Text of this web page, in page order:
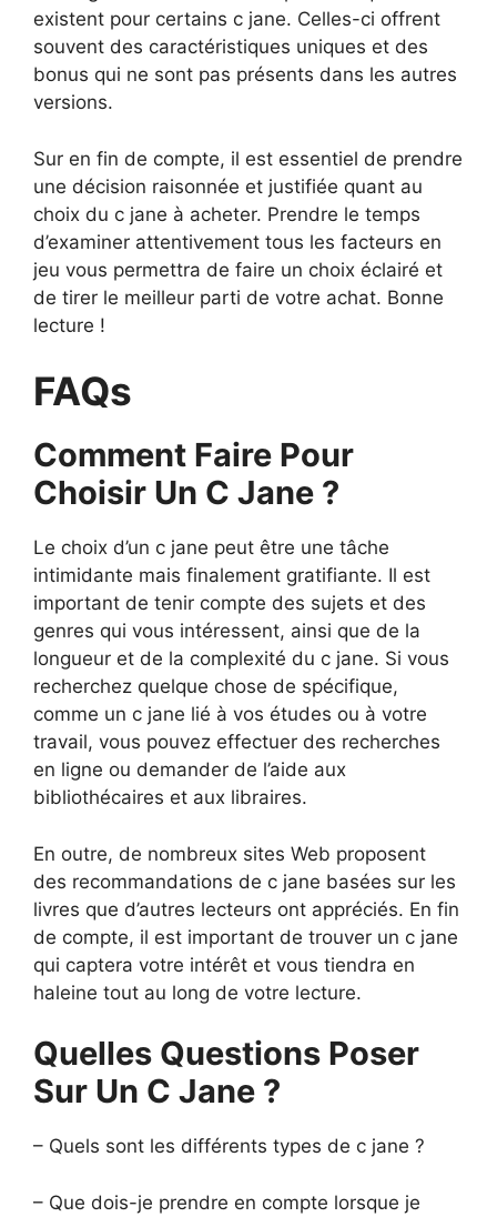
existent pour certains c jane. Celles-ci offrent
souvent des caractéristiques uniques et des
bonus qui ne sont pas présents dans les autres
versions.
Sur en fin de compte, il est essentiel de prendre
une décision raisonnée et justifiée quant au
choix du c jane à acheter. Prendre le temps
d’examiner attentivement tous les facteurs en
jeu vous permettra de faire un choix éclairé et
de tirer le meilleur parti de votre achat. Bonne
lecture !
FAQs
Comment Faire Pour
Choisir Un C Jane ?
Le choix d’un c jane peut être une tâche
intimidante mais finalement gratifiante. Il est
important de tenir compte des sujets et des
genres qui vous intéressent, ainsi que de la
longueur et de la complexité du c jane. Si vous
recherchez quelque chose de spécifique,
comme un c jane lié à vos études ou à votre
travail, vous pouvez effectuer des recherches
en ligne ou demander de l’aide aux
bibliothécaires et aux libraires.
En outre, de nombreux sites Web proposent
des recommandations de c jane basées sur les
livres que d’autres lecteurs ont appréciés. En fin
de compte, il est important de trouver un c jane
qui captera votre intérêt et vous tiendra en
haleine tout au long de votre lecture.
Quelles Questions Poser
Sur Un C Jane ?
– Quels sont les différents types de c jane ?
– Que dois-je prendre en compte lorsque je